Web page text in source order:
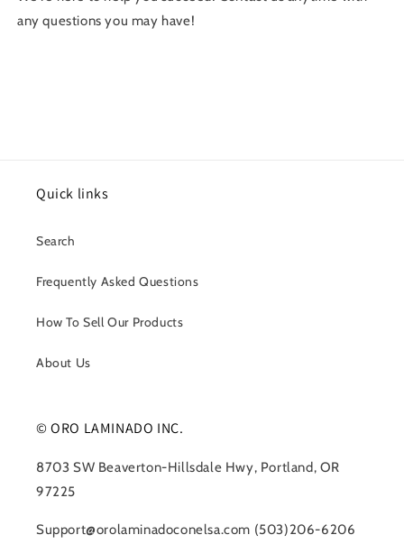
any questions you may have!
Quick links
Search
Frequently Asked Questions
How To Sell Our Products
About Us
© ORO LAMINADO INC.
8703 SW Beaverton-Hillsdale Hwy, Portland, OR
97225
Support@orolaminadoconelsa.com (503)206-6206